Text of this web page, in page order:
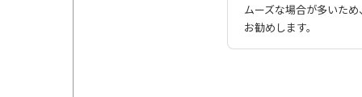
ムーズな場合が多いた
お勧めします。